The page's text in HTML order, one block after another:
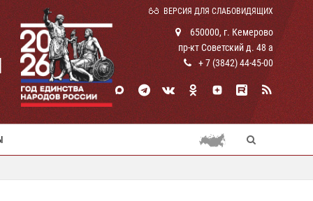
ВЕРСИЯ ДЛЯ СЛАБОВИДЯЩИХ
650000, г. Кемерово
пр-кт Советский д. 48 а
+ 7 (3842) 44-45-00